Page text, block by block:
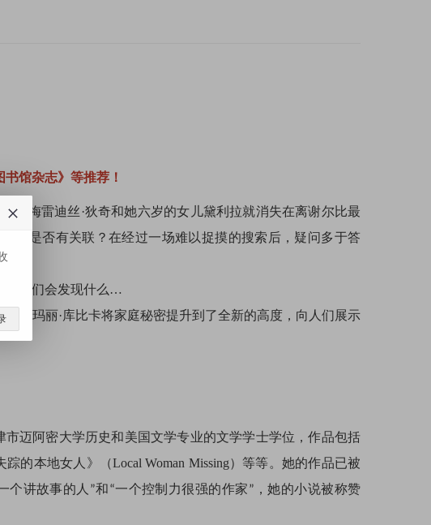
馆杂志》等推荐！
，梅雷迪丝·狄奇和她六岁的女儿黛利拉就消失在离谢尔比最
件是否有关联？在经过一场难以捉摸的搜索后，疑问多于答
好他们会发现什么…
家玛丽·库比卡将家庭秘密提升到了全新的高度，向人们展示
迈阿密大学历史和美国文学专业的文学学士学位 ，作品包括
踪的本地女人》 （Local Woman Missing） 等等。她的作品已被
个讲故事的人 ”和“一个控制力很强的作家” ，她的小说被称赞